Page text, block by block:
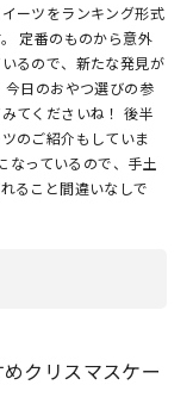
ーツをランキング形式
定番のものから意外
るので、新たな発見が
日のおやつ選びの参
てくださいね！ 後半
のご紹介もしていま
なっているので、手土
ること間違いなしで
クリスマスケー